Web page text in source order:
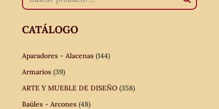
CATÁLOGO
Aparadores - Alacenas (144)
Armarios (39)
ARTE Y MUEBLE DE DISEÑO (358)
Baúles - Arcones (48)